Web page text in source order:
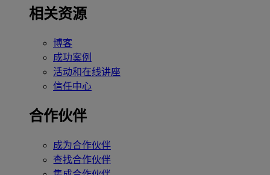
相关资源
博客
成功案例
活动和在线讲座
信任中心
合作伙伴
成为合作伙伴
查找合作伙伴